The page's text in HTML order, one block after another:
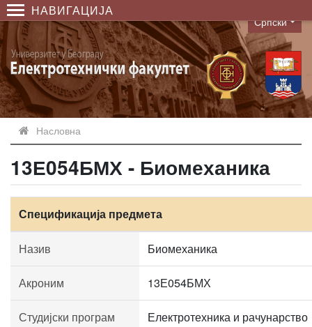
НАВИГАЦИЈА
Language
Српски
Насловна
13Е054БМХ - Биомеханика
Спецификација предмета
Назив Биомеханика
Акроним 13Е054БМХ
Студијски програм Електротехника и рачунарство